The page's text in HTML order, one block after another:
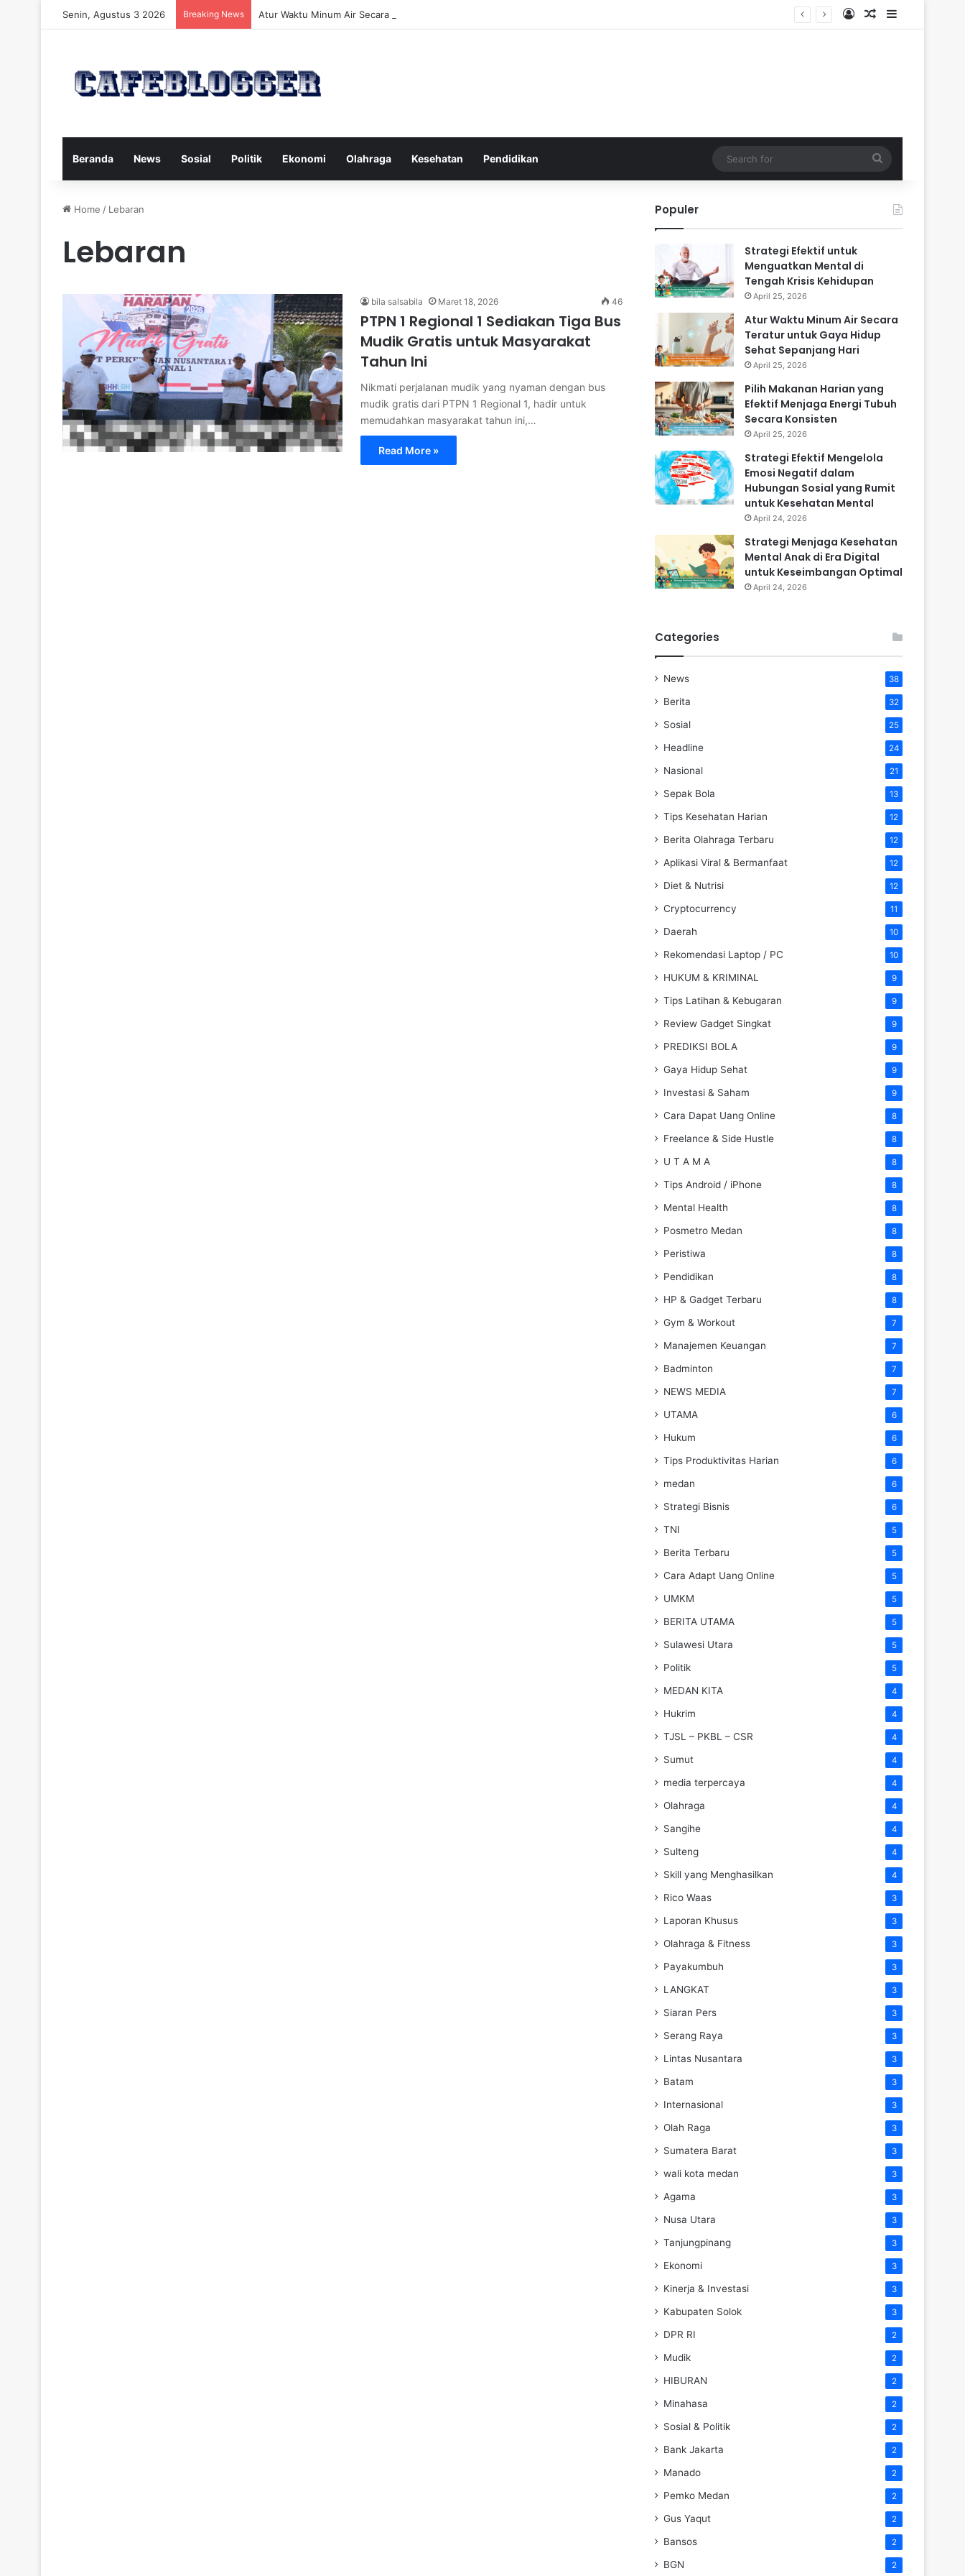
Senin, Agustus 3 2026 Breaking News Atur Waktu Minum Air Secara Teratur untuk Gaya Hidup Sehat Sepanjang Hari Log InRandom Article
Sidebar
Beranda News Sosial Politik Ekonomi Olahraga Kesehatan Pendidikan
for
Home / Lebaran
Lebaran
bila salsabila Maret 18, 2026 46
PTPN 1 Regional 1 Sediakan Tiga Bus
Mudik Gratis untuk Masyarakat
Tahun Ini
Nikmati perjalanan mudik yang nyaman dengan bus
mudik gratis dari PTPN 1 Regional 1, hadir untuk
memudahkan masyarakat tahun ini,…
Read More »
Populer
Strategi Efektif untuk
Menguatkan Mental di
Tengah Krisis Kehidupan
April 25, 2026
Atur Waktu Minum Air Secara
Teratur untuk Gaya Hidup
Sehat Sepanjang Hari
April 25, 2026
Pilih Makanan Harian yang
Efektif Menjaga Energi Tubuh
Secara Konsisten
April 25, 2026
Strategi Efektif Mengelola
Emosi Negatif dalam
Hubungan Sosial yang Rumit
untuk Kesehatan Mental
April 24, 2026
Strategi Menjaga Kesehatan
Mental Anak di Era Digital
untuk Keseimbangan Optimal
April 24, 2026
Categories
News 38
Berita 32
Sosial 25
Headline 24
Nasional 21
Sepak Bola 13
Tips Kesehatan Harian 12
Berita Olahraga Terbaru 12
Aplikasi Viral & Bermanfaat 12
Diet & Nutrisi 12
Cryptocurrency 11
Daerah 10
Rekomendasi Laptop / PC 10
HUKUM & KRIMINAL 9
Tips Latihan & Kebugaran 9
Review Gadget Singkat 9
PREDIKSI BOLA 9
Gaya Hidup Sehat 9
Investasi & Saham 9
Cara Dapat Uang Online 8
Freelance & Side Hustle 8
U T A M A 8
Tips Android / iPhone 8
Mental Health 8
Posmetro Medan 8
Peristiwa 8
Pendidikan 8
HP & Gadget Terbaru 8
Gym & Workout 7
Manajemen Keuangan 7
Badminton 7
NEWS MEDIA 7
UTAMA 6
Hukum 6
Tips Produktivitas Harian 6
medan 6
Strategi Bisnis 6
TNI 5
Berita Terbaru 5
Cara Adapt Uang Online 5
UMKM 5
BERITA UTAMA 5
Sulawesi Utara 5
Politik 5
MEDAN KITA 4
Hukrim 4
TJSL – PKBL – CSR 4
Sumut 4
media terpercaya 4
Olahraga 4
Sangihe 4
Sulteng 4
Skill yang Menghasilkan 4
Rico Waas 3
Laporan Khusus 3
Olahraga & Fitness 3
Payakumbuh 3
LANGKAT 3
Siaran Pers 3
Serang Raya 3
Lintas Nusantara 3
Batam 3
Internasional 3
Olah Raga 3
Sumatera Barat 3
wali kota medan 3
Agama 3
Nusa Utara 3
Tanjungpinang 3
Ekonomi 3
Kinerja & Investasi 3
Kabupaten Solok 3
DPR RI 2
Mudik 2
HIBURAN 2
Minahasa 2
Sosial & Politik 2
Bank Jakarta 2
Manado 2
Pemko Medan 2
Gus Yaqut 2
Bansos 2
BGN 2